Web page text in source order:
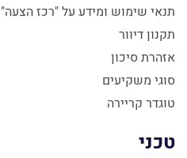
תנאי שימוש ומידע על "רכז הצעה"
תקנון דיוור
אזהרת סיכון
סוגי משקיעים
טוגדר קריירה
טכני